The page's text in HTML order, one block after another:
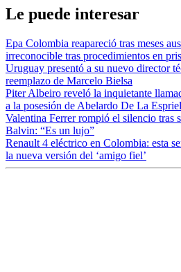
Le puede interesar
Epa Colombia reapareció tras meses
irreconocible tras procedimientos en
Uruguay presentó a su nuevo director
reemplazo de Marcelo Bielsa
Piter Albeiro reveló la inquietante
a la posesión de Abelardo De La
Valentina Ferrer rompió el silencio tras
Balvin: “Es un lujo”
Renault 4 eléctrico en Colombia: esta
la nueva versión del ‘amigo fiel’